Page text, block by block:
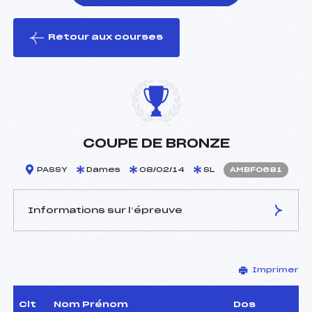
le ski
Retour aux courses
COUPE DE BRONZE
PASSY Dames 08/02/14 SL AMBF0681
Informations sur l’épreuve
DESCOMBES ADRIEN (MB)
Arbitre :
CAVAGNOUD LAURENT
Imprimer
Clt Nom Prénom Dos